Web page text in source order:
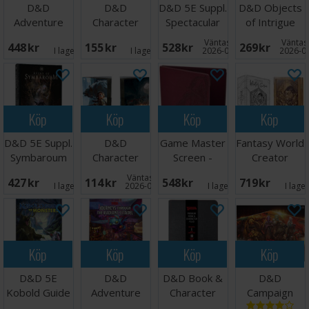
D&D
Adventure
Radiant
Citadel LE
448 SEK I lager:
D&D
Character
Warlock
155 SEK I lager: 2
D&D 5E Suppl.
Spectacular
Settlements
528 SEK Väntas in:
2026-09-30
D&D Objects
of Intrigue
Underground
Deck
269 SEK 2026-
Köp
D&D 5E Suppl.
Symbaroum
427 SEK I lager:
Köp
D&D
Character
Class Folio
Barbarian
114 SEK Väntas in:
2026-09-30
Köp
Game Master
Screen -
548 SEK I lager:
Köp
Fantasy World
Creator
Screen
719 SEK I
Köp
D&D 5E
Kobold Guide
Köp
D&D
Adventure
Köp
D&D Book &
Character
Köp
D&D
Campaign